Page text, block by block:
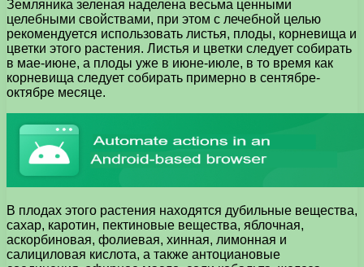
Земляника зеленая наделена весьма ценными
целебными свойствами, при этом с лечебной целью
рекомендуется использовать листья, плоды, корневища и
цветки этого растения. Листья и цветки следует собирать
в мае-июне, а плоды уже в июне-июле, в то время как
корневища следует собирать примерно в сентябре-
октябре месяце.
В плодах этого растения находятся дубильные вещества,
сахар, каротин, пектиновые вещества, яблочная,
аскорбиновая, фолиевая, хинная, лимонная и
салициловая кислота, а также антоциановые